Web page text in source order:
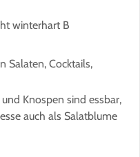
winterhart B
Salaten, Cocktails,
Knospen sind essbar,
auch als Salatblume